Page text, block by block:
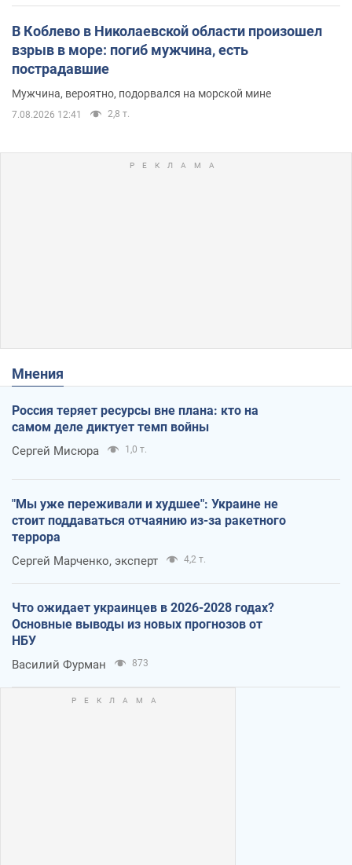
В Коблево в Николаевской области произошел
взрыв в море: погиб мужчина, есть
пострадавшие
Мужчина, вероятно, подорвался на морской мине
7.08.2026 12:41 2,8 т.
Мнения
Россия теряет ресурсы вне плана: кто на
самом деле диктует темп войны
Сергей Мисюра 1,0 т.
"Мы уже переживали и худшее": Украине не
стоит поддаваться отчаянию из-за ракетного
террора
Сергей Марченко, эксперт 4,2 т.
Что ожидает украинцев в 2026-2028 годах?
Основные выводы из новых прогнозов от
НБУ
Василий Фурман 873